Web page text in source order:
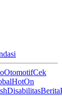
OtomotifCek
HotOn
DisabilitasBerita